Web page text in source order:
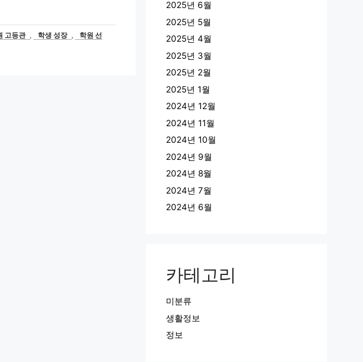
고등관 , 학생 성장 ,
학원 선
2025년 6월
2025년 5월
2025년 4월
2025년 3월
2025년 2월
2025년 1월
2024년 12월
2024년 11월
2024년 10월
2024년 9월
2024년 8월
2024년 7월
2024년 6월
카테고리
미분류
생활정보
정보